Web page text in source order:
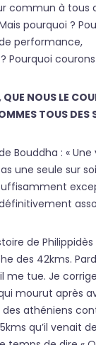
commun à tous
pourquoi ?
performance,
Pourquoi
QUE NOUS LE
TOUS DES
Bouddha : «
une seule sur
de
des 42kms.
tue. Je
mourut après
athéniens
qu’il venait